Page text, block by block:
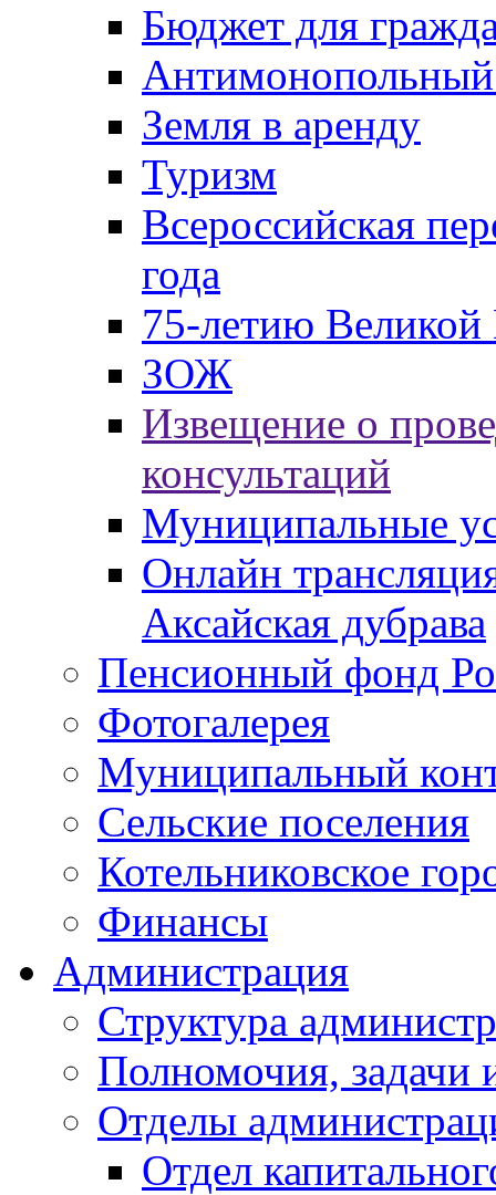
Бюджет для
Антимонопольный
Земля в аренду
Туризм
Всероссийская
года
75-летию
ЗОЖ
Извещение о
консультаций
Муниципальные
Онлайн
Аксайская дубрава
Пенсионный фонд
Фотогалерея
Муниципальный
Сельские поселения
Котельниковское
Финансы
Администрация
Структура
Полномочия, задачи
Отделы
Отдел